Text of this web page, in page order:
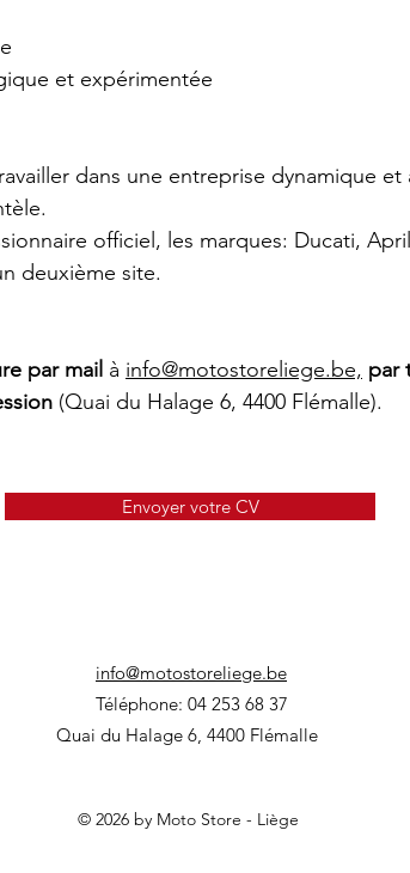
et expérimentée
dans une entreprise dynamique
officiel, les marques: Ducati,
deuxième site.
par mail à info@motostoreliege.be, par
(Quai du Halage 6, 4400 Flémalle).
Envoyer votre CV
info@motostoreliege.be
Téléphone: 04 253 68 37
Quai du Halage 6, 4400 Flémalle
© 2026 by Moto Store - Liège